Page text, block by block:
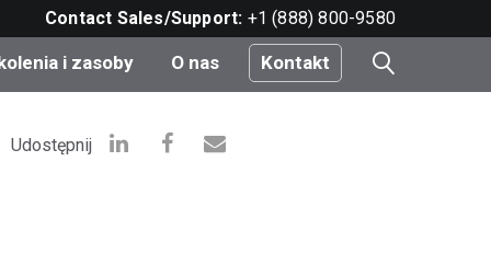
Contact Sales/Support: +1 (888) 800-9580
i zasoby O nas Kontakt
Udostępnij